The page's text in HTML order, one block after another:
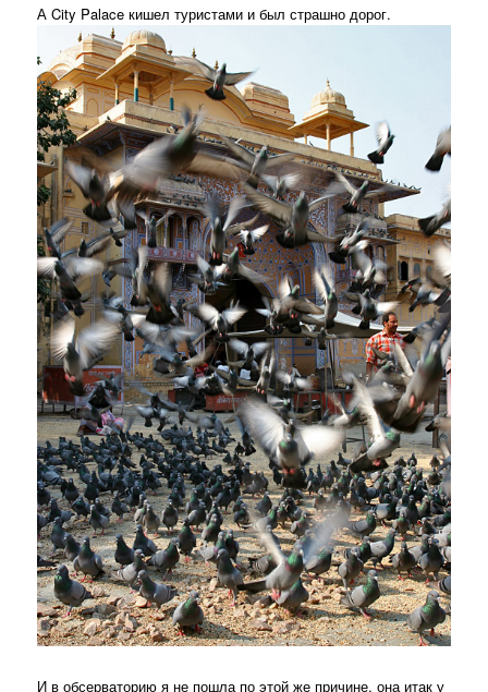
А City Palace кишел туристами и был страшно дорог.
И в обсерваторию я не пошла по этой же причине, она итак у